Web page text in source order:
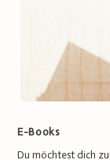
E-Books
Du möchtest dich